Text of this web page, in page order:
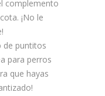
complemento
¡No le
de puntitos
para perros
que hayas